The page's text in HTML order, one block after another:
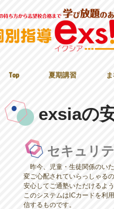
Top 夏期講習
exsiaの
セキュリ
昨今、児童・生徒関係のい
変ご心配されていらっしゃる
安心してご通塾いただけるよ
このシステムはICカードを利
信​するものです。